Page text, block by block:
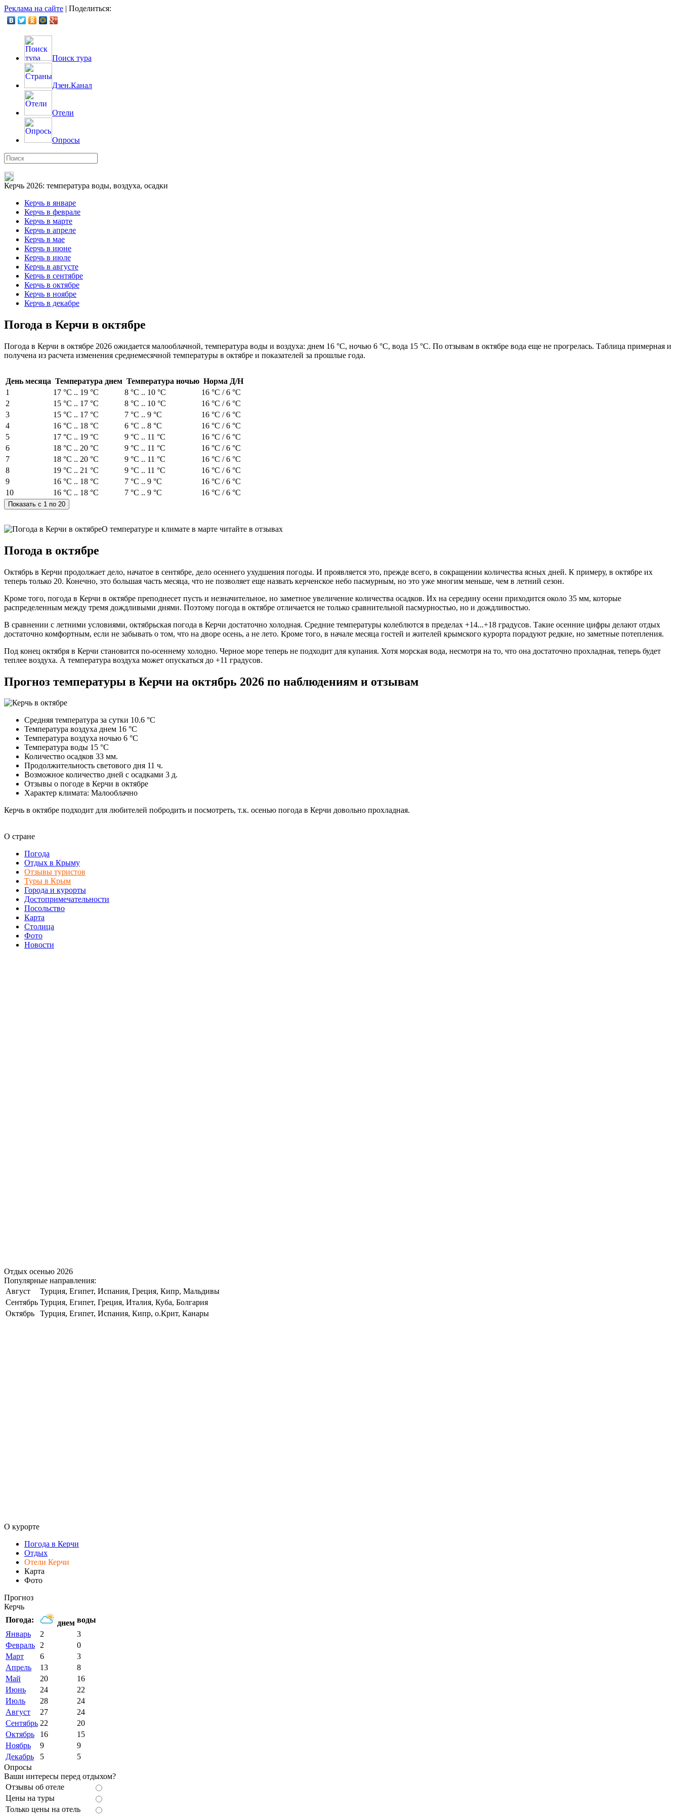
Реклама на сайте | Поделиться:
Поиск тура
Дзен.Канал
Отели
Опросы
Керчь 2026: температура воды, воздуха, осадки
Керчь в январе
Керчь в феврале
Керчь в марте
Керчь в апреле
Керчь в мае
Керчь в июне
Керчь в июле
Керчь в августе
Керчь в сентябре
Керчь в октябре
Керчь в ноябре
Керчь в декабре
Погода в Керчи в октябре
Погода в Керчи в октябре 2026 ожидается малооблачной, температура воды и воздуха: днем 16 °C, ночью 6 °C, вода 15 °C. По отзывам в октябре вода еще не прогрелась. Таблица примерная и
получена из расчета изменения среднемесячной температуры в октябре и показателей за прошлые года.
День месяца Температура днем Температура ночью Норма Д/Н
1
17 °C .. 19 °C 8 °C .. 10 °C
16 °C / 6 °C
2
15 °C .. 17 °C 8 °C .. 10 °C
16 °C / 6 °C
3
15 °C .. 17 °C 7 °C .. 9 °C
16 °C / 6 °C
4
16 °C .. 18 °C 6 °C .. 8 °C
16 °C / 6 °C
5
17 °C .. 19 °C 9 °C .. 11 °C
16 °C / 6 °C
6
18 °C .. 20 °C 9 °C .. 11 °C
16 °C / 6 °C
7
18 °C .. 20 °C 9 °C .. 11 °C
16 °C / 6 °C
8
19 °C .. 21 °C 9 °C .. 11 °C
16 °C / 6 °C
9
16 °C .. 18 °C 7 °C .. 9 °C
16 °C / 6 °C
10
16 °C .. 18 °C 7 °C .. 9 °C 16 °C / 6 °C
О температуре и климате в марте читайте в отзывах
Погода в октябре
Октябрь в Керчи продолжает дело, начатое в сентябре, дело осеннего ухудшения погоды. И проявляется это, прежде всего, в сокращении количества ясных дней. К примеру, в октябре их
теперь только 20. Конечно, это большая часть месяца, что не позволяет еще назвать керченское небо пасмурным, но это уже многим меньше, чем в летний сезон.
Кроме того, погода в Керчи в октябре преподнесет пусть и незначительное, но заметное увеличение количества осадков. Их на середину осени приходится около 35 мм, которые
распределенным между тремя дождливыми днями. Поэтому погода в октябре отличается не только сравнительной пасмурностью, но и дождливостью.
В сравнении с летними условиями, октябрьская погода в Керчи достаточно холодная. Средние температуры колеблются в пределах +14...+18 градусов. Такие осенние цифры делают отдых
достаточно комфортным, если не забывать о том, что на дворе осень, а не лето. Кроме того, в начале месяца гостей и жителей крымского курорта порадуют редкие, но заметные потепления.
Под конец октября в Керчи становится по-осеннему холодно. Черное море теперь не подходит для купания. Хотя морская вода, несмотря на то, что она достаточно прохладная, теперь будет
теплее воздуха. А температура воздуха может опускаться до +11 градусов.
Прогноз температуры в Керчи на октябрь 2026 по наблюдениям и отзывам
Средняя температура за сутки 10.6 °C
Температура воздуха днем 16 °C
Температура воздуха ночью 6 °C
Температура воды 15 °C
Количество осадков 33 мм.
Продолжительность светового дня 11 ч.
Возможное количество дней с осадками 3 д.
Отзывы о погоде в Керчи в октябре
Характер климата: Малооблачно
Керчь в октябре подходит для любителей побродить и посмотреть, т.к. осенью погода в Керчи довольно прохладная.
О стране
Погода
Отдых в Крыму
Отзывы туристов
Туры в Крым
Города и курорты
Достопримечательности
Посольство
Карта
Столица
Фото
Новости
Отдых осенью 2026
Популярные направления:
Август
Турция, Египет, Испания, Греция, Кипр, Мальдивы
Сентябрь Турция, Египет, Греция, Италия, Куба, Болгария
Октябрь
Турция, Египет, Испания, Кипр, о.Крит, Канары
О курорте
Погода в Керчи
Отдых
Отели Керчи
Карта
Фото
Прогноз
Керчь
Погода:
днем воды
Январь
2
3
Февраль 2
0
Март
6
3
Апрель
13
8
Май
20
16
Июнь
24
22
Июль
28
24
Август
27
24
Сентябрь 22
20
Октябрь
16
15
Ноябрь
9
9
Декабрь
5
5
Опросы
Ваши интересы перед отдыхом?
Отзывы об отеле
Цены на туры
Только цены на отель